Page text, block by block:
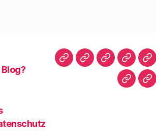
Startseite
WarumBibliografie
Vita
|